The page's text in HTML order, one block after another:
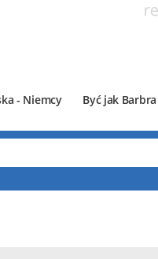
- Niemcy Być jak